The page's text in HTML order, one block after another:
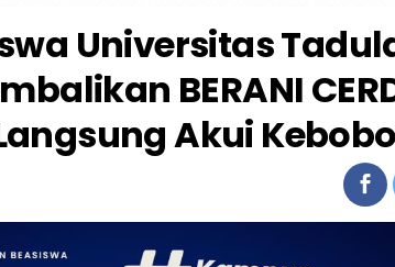
Universitas
BERANI
Akui